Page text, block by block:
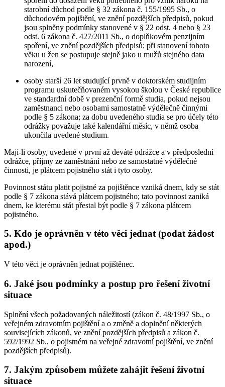
starobní důchod podle § 32 zákona č. 155/1995 Sb., o
důchodovém pojištění, ve znění pozdějších předpisů, pokud
jsou splněny podmínky stanovené v § 22 odst. 4 nebo § 23
odst. 6 zákona č. 427/2011 Sb., o doplňkovém penzijním
spoření, ve znění pozdějších předpisů; při stanovení tohoto
věku u žen se postupuje stejně jako u mužů stejného data
narození,
osoby starší 26 let studující prvně v doktorském studijním
programu uskutečňovaném vysokou školou v České republice
ve standardní době v prezenční formě studia, pokud nejsou
zaměstnanci nebo osobami samostatně výdělečně činnými
podle § 5 zákona; za dobu uvedeného studia se pro účely této
odrážky považuje také kalendářní měsíc, v němž osoba
ukončila uvedené studium.
Mají-li osoby, uvedené v první až deváté odrážce a v předposlední
odrážce, příjmy ze zaměstnání nebo ze samostatné výdělečné
činnosti, je plátcem pojistného stát i tyto osoby.
Povinnost státu platit pojistné za pojištěnce vzniká dnem, kdy se stát
podle § 7 zákona stává plátcem pojistného; tato povinnost zaniká
dnem, ke kterému stát přestal být podle § 7 zákona plátcem
pojistného.
5. Kdo je oprávněn v této věci jednat (podat žádost
apod.)
V této věci je oprávněn jednat pojištěnec.
6. Jaké jsou podmínky a postup pro řešení životní
situace
Splnění všech požadovaných náležitostí (zákon č. 48/1997 Sb., o
veřejném zdravotním pojištění a o změně a doplnění některých
souvisejících zákonů, ve znění pozdějších předpisů a zákon č.
592/1992 Sb., o pojistném na veřejné zdravotní pojištění, ve znění
pozdějších předpisů).
7. Jakým způsobem můžete zahájit řešení životní
situace